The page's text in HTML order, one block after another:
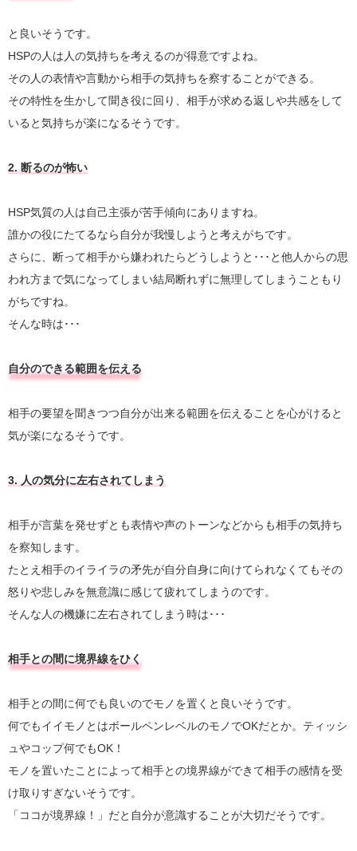
と良いそうです。
HSPの人は人の気持ちを考えるのが得意ですよね。
その人の表情や言動から相手の気持ちを察することができる。
その特性を生かして聞き役に回り、相手が求める返しや共感をして
いると気持ちが楽になるそうです。
2. 断るのが怖い
HSP気質の人は自己主張が苦手傾向にありますね。
誰かの役にたてるなら自分が我慢しようと考えがちです。
さらに、断って相手から嫌われたらどうしようと･･･と他人からの思
われ方まで気になってしまい結局断れずに無理してしまうこともり
がちですね。
そんな時は･･･
自分のできる範囲を伝える
相手の要望を聞きつつ自分が出来る範囲を伝えることを心がけると
気が楽になるそうです。
3. 人の気分に左右されてしまう
相手が言葉を発せずとも表情や声のトーンなどからも相手の気持ち
を察知します。
たとえ相手のイライラの矛先が自分自身に向けてられなくてもその
怒りや悲しみを無意識に感じて疲れてしまうのです。
そんな人の機嫌に左右されてしまう時は･･･
相手との間に境界線をひく
相手との間に何でも良いのでモノを置くと良いそうです。
何でもイイモノとはボールペンレベルのモノでOKだとか。ティッシ
ュやコップ何でもOK！
モノを置いたことによって相手との境界線ができて相手の感情を受
け取りすぎないそうです。
「ココが境界線！」だと自分が意識することが大切だそうです。